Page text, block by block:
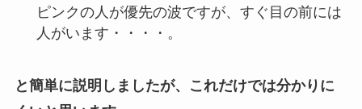
ピンクの人が優先の波ですが、すぐ目の前には
人がいます・・・・。
と簡単に説明しましたが、これだけでは分かりに